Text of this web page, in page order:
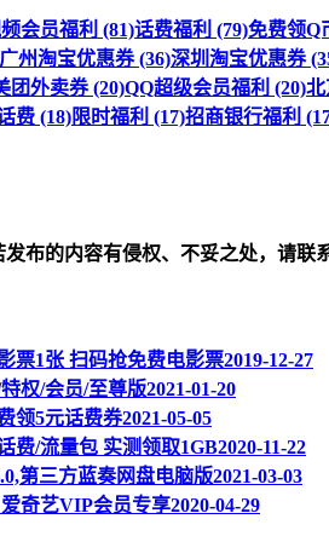
会员福利 (81)话费福利 (79)免费领Q
广州淘宝优惠券 (36)深圳淘宝优惠券
团外卖券 (20)QQ超级会员福利 (20)北
费 (18)限时福利 (17)招商银行福利
布的内容有侵权、不妥之处，请联
票1张 扫码抢免费电影票2019-12-27
权/会员/至尊版2021-01-20
领5元话费券2021-05-05
费/流量包 实测领取1GB2020-11-22
第三方蓝奏网盘电脑版2021-03-03
奇艺VIP会员专享2020-04-29